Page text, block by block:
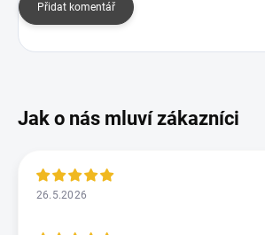
Přidat komentář
26.5.2026